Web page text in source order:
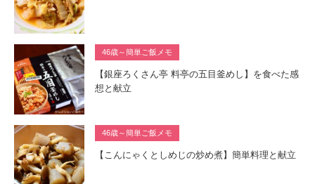
46歳～簡単ご飯メモ
【銀座ろくさん亭 料亭の五目釜めし】を食べた感
想と献立
46歳～簡単ご飯メモ
【こんにゃくとしめじの炒め煮】簡単料理と献立